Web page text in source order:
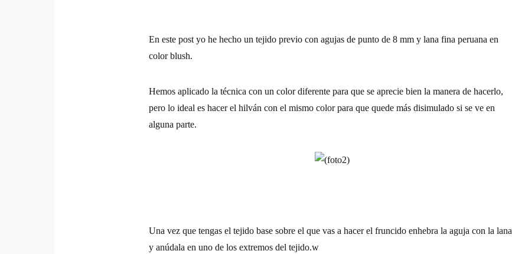
En este post yo he hecho un tejido previo con agujas de punto de 8 mm y lana fina peruana en
color blush.
Hemos aplicado la técnica con un color diferente para que se aprecie bien la manera de hacerlo,
pero lo ideal es hacer el hilván con el mismo color para que quede más disimulado si se ve en
alguna parte.
Una vez que tengas el tejido base sobre el que vas a hacer el fruncido enhebra la aguja con la lana
y anúdala en uno de los extremos del tejido.w